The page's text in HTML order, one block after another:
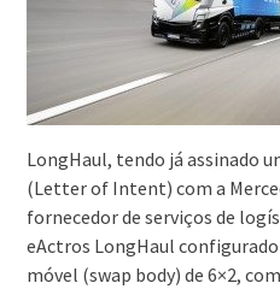
LongHaul, tendo já assinado
(Letter of Intent) com a
fornecedor de serviços de
eActros LongHaul
móvel (swap body) de 6×2,